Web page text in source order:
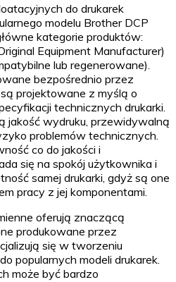
do drukarek
modelu Brother DCP
kategorie produktów:
Equipment Manufacturer)
lub regenerowane).
bezpośrednio przez
projektowane z myślą o
technicznych drukarki.
jakość wydruku, przewidywalną
problemów technicznych.
co do jakości i
się na spokój użytkownika i
samej drukarki, gdyż są one
pracy z jej komponentami.
oferują znaczącą
produkowane przez
się w tworzeniu
popularnych modeli drukarek.
może być bardzo